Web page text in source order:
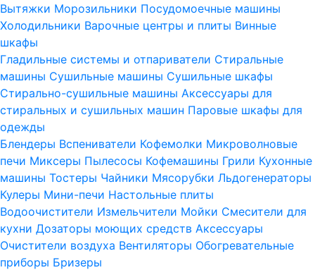
Вытяжки Морозильники Посудомоечные машины
Холодильники Варочные центры и плиты Винные
шкафы
Гладильные системы и отпариватели Стиральные
машины Сушильные машины Сушильные шкафы
Стирально-сушильные машины Аксессуары для
стиральных и сушильных машин Паровые шкафы для
одежды
Блендеры Вспениватели Кофемолки Микроволновые
печи Миксеры Пылесосы Кофемашины Грили Кухонные
машины Тостеры Чайники Мясорубки Льдогенераторы
Кулеры Мини-печи Настольные плиты
Водоочистители Измельчители Мойки Смесители для
кухни Дозаторы моющих средств Аксессуары
Очистители воздуха Вентиляторы Обогревательные
приборы Бризеры